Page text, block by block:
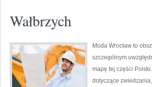
Wałbrzych
Moda Wrocław to
szczególnym
mapę tej części
dotyczące